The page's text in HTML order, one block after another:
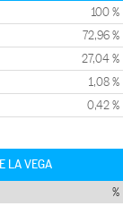
100 %
72,96 %
27,04 %
1,08 %
0,42 %
LA VEGA
%